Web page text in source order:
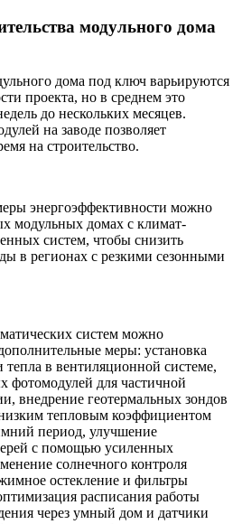
модульного дома
дома под ключ варьируются
проекта, но в среднем это
до нескольких месяцев.
на заводе позволяет
на строительство.
энергоэффективности можно
модульных домах с климат-
систем, чтобы снизить
в регионах с резкими сезонными
систем можно
меры: установка
в вентиляционной системе,
фотомодулей для частичной
внедрение геотермальных зондов
тепловым коэффициентом
период, улучшение
с помощью усиленных
солнечного контроля
остекление и фильтры
расписания работы
через умный дом и датчики